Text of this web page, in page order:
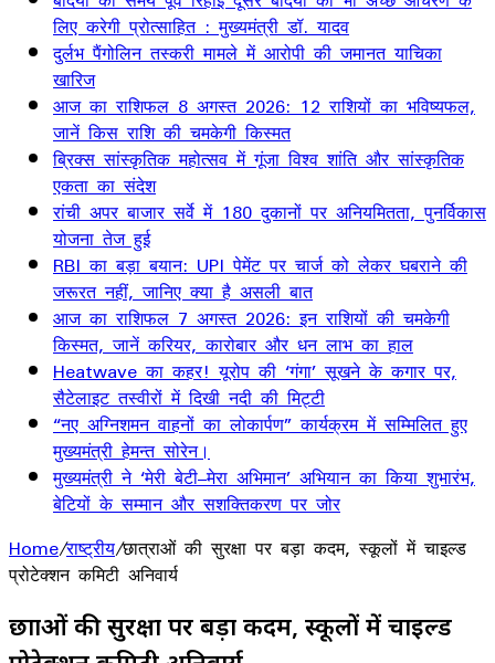
लिए करेगी प्रोत्साहित : मुख्यमंत्री डॉ. यादव
दुर्लभ पैंगोलिन तस्करी मामले में आरोपी की जमानत याचिका
खारिज
आज का राशिफल 8 अगस्त 2026: 12 राशियों का भविष्यफल,
जानें किस राशि की चमकेगी किस्मत
ब्रिक्स सांस्कृतिक महोत्सव में गूंजा विश्व शांति और सांस्कृतिक
एकता का संदेश
रांची अपर बाजार सर्वे में 180 दुकानों पर अनियमितता, पुनर्विकास
योजना तेज हुई
RBI का बड़ा बयान: UPI पेमेंट पर चार्ज को लेकर घबराने की
जरूरत नहीं, जानिए क्या है असली बात
आज का राशिफल 7 अगस्त 2026: इन राशियों की चमकेगी
किस्मत, जानें करियर, कारोबार और धन लाभ का हाल
Heatwave का कहर! यूरोप की ‘गंगा’ सूखने के कगार पर,
सैटेलाइट तस्वीरों में दिखी नदी की मिट्टी
“नए अग्निशमन वाहनों का लोकार्पण” कार्यक्रम में सम्मिलित हुए
मुख्यमंत्री हेमन्त सोरेन।
मुख्यमंत्री ने ‘मेरी बेटी–मेरा अभिमान’ अभियान का किया शुभारंभ,
बेटियों के सम्मान और सशक्तिकरण पर जोर
Home/राष्ट्रीय/छात्राओं की सुरक्षा पर बड़ा कदम, स्कूलों में चाइल्ड
प्रोटेक्शन कमिटी अनिवार्य
छात्राओं की सुरक्षा पर बड़ा कदम, स्कूलों में चाइल्ड